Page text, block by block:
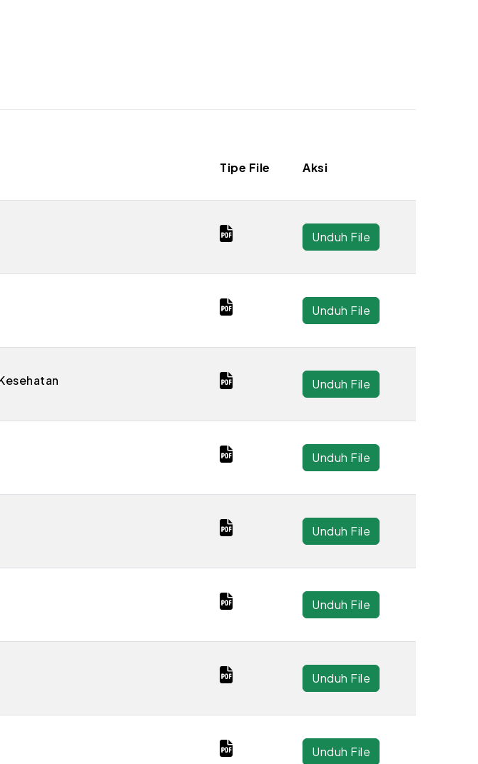
Tipe File Aksi
Unduh File
Unduh File
Unduh File
Unduh File
Unduh File
Unduh File
Unduh File
Unduh File